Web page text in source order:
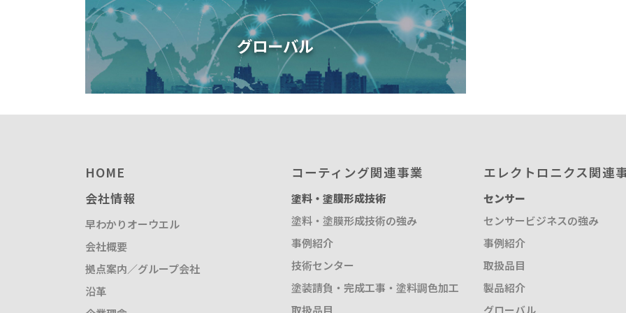
グローバル
HOME
会社情報
早わかりオーウエル
会社概要
拠点案内／グループ会社
沿革
コーティング関連事業
塗料・塗膜形成技術
塗料・塗膜形成技術の強み
事例紹介
技術センター
塗装請負・完成工事・塗料調色加工
取扱品目
エレクトロニクス関連
センサー
センサービジネスの強み
事例紹介
取扱品目
製品紹介
グローバル